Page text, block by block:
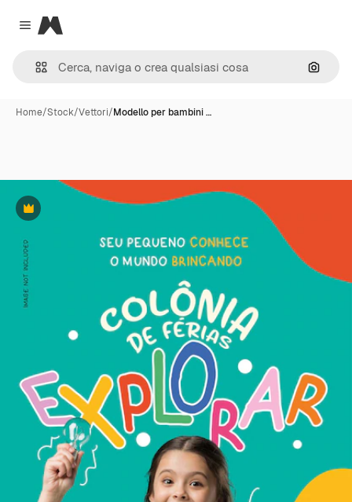
Close menu
Magnific
Cerca
Home/Stock/Vettori/Modello per bambini …
Premium